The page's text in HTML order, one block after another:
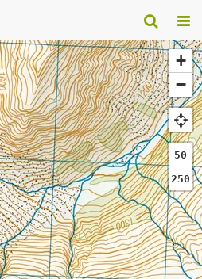
+
−
50
250